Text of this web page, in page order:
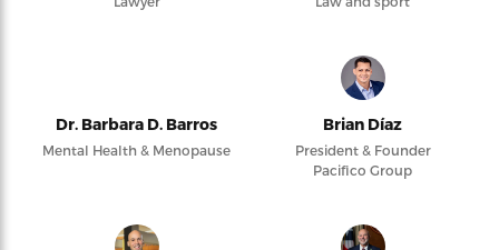
Dr. Barbara D. Barros
Mental Health & Menopause
Brian Díaz
President & Founder
Pacifico Group